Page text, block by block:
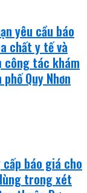
yêu cầu báo
chất y tế và
công tác khám
Quy Nhơn
cấp báo giá cho
trong xét